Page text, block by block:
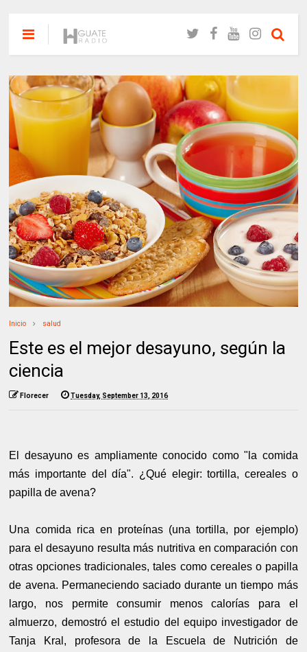
Inicio salud
Este es el mejor desayuno, según la
ciencia
Florecer Tuesday, September 13, 2016
El desayuno es ampliamente conocido como "la comida
más importante del día". ¿Qué elegir: tortilla, cereales o
papilla de avena?
Una comida rica en proteínas (una tortilla, por ejemplo)
para el desayuno resulta más nutritiva en comparación con
otras opciones tradicionales, tales como cereales o papilla
de avena. Permaneciendo saciado durante un tiempo más
largo, nos permite consumir menos calorías para el
almuerzo, demostró el estudio del equipo investigador de
Tanja Kral, profesora de la Escuela de Nutrición de